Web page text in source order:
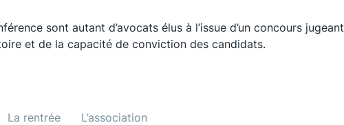
sont autant d’avocats élus à l’issue d’un concours jugeant
et de la capacité de conviction des candidats.
La rentrée L’association